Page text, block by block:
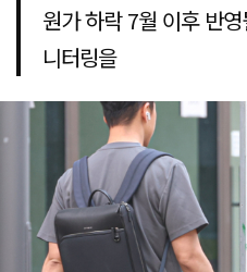
원가 하락 7월 이후 반
니터링을